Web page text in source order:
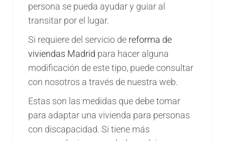
persona se pueda ayudar y guiar al
transitar por el lugar.
Si requiere del servicio de reforma de
viviendas Madrid para hacer alguna
modificación de este tipo, puede consultar
con nosotros a través de nuestra web.
Estas son las medidas que debe tomar
para adaptar una vivienda para personas
con discapacidad. Si tiene más